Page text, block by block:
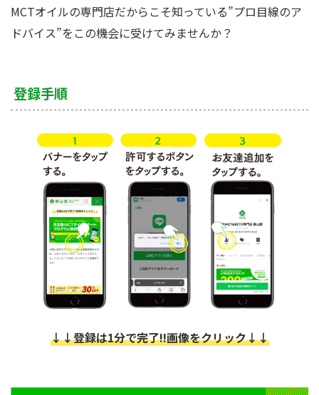
MCTオイルの専門店だからこそ知っている”プロ目線のア
ドバイス”をこの機会に受けてみませんか？
登録手順
↓↓登録は1分で完了!!画像をクリック↓↓